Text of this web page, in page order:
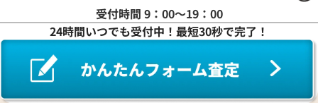
ワ行
受付時間 9：00〜19：00
24時間いつでも受付中！最短30秒で完了！